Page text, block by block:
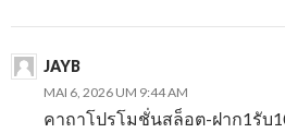
JAYB
MAI 6, 2026 UM 9:44 AM
คาถาโปรโมชั่นสล็อต-ฝาก1รับ